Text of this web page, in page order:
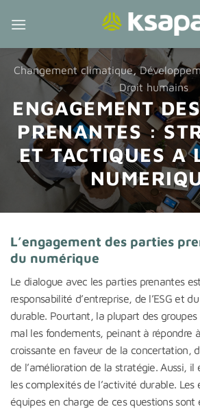
Changement climatique,
Droit humains
ENGAGEMENT
PRENANTES :
ET TACTIQUES A
L’engagement des parties
du numérique
Le dialogue avec les parties prenantes
responsabilité d’entreprise, de l’ESG et
durable. Pourtant, la plupart des
mal les fondements, peinant à répondre
croissante en faveur de la concertation,
de l’amélioration de la stratégie. Aussi, il
les complexités de l’activité durable. Les
équipes en charge de ces questions